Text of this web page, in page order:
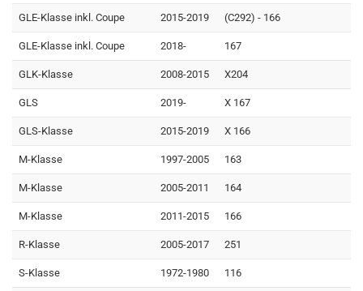
GLE-Klasse inkl. Coupe 2015-2019 (C292) - 166
GLE-Klasse inkl. Coupe 2018- 167
GLK-Klasse 2008-2015 X204
GLS 2019- X 167
GLS-Klasse 2015-2019 X 166
M-Klasse 1997-2005 163
M-Klasse 2005-2011 164
M-Klasse 2011-2015 166
R-Klasse 2005-2017 251
S-Klasse 1972-1980 116